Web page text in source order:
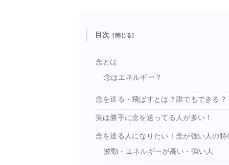
目次
念とは
念はエネルギー？
念を送る・飛ばすとは？誰でもできる？
実は勝手に念を送ってる人が多い！
念を送る人になりたい！念が強い人の特
波動・エネルギーが高い・強い人